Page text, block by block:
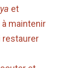
et
maintenir
restaurer